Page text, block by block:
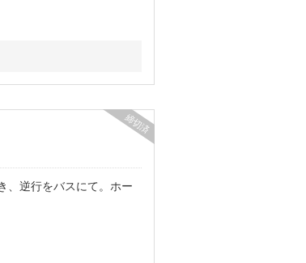
締切済
、逆行をバスにて。ホー